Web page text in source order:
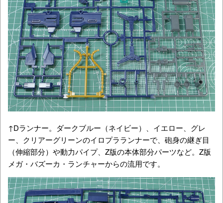
↑Dランナー。ダークブルー（ネイビー）、イエロー、グレ
ー、クリアーグリーンのイロプラランナーで、砲身の継ぎ目
（伸縮部分）や動力パイプ、Z版の本体部分パーツなど。Z版
メガ・バズーカ・ランチャーからの流用です。